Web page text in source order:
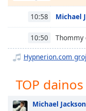
Chapters
Descriptions
off,
10:58 Michael
10:50 Thommy
Hypnerion.com
TOP
Michael Jackson